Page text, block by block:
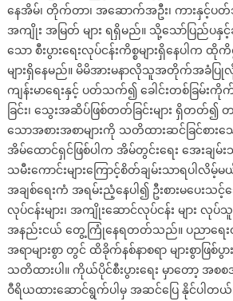
နေအိမ်၊ တိုက်တာ၊ အဆောက်အဦး၊ ကားနှ
အကျိုး အမြတ် များ ရရှိမည်။ သို့သော်ပြည်
သော စီးပွားရေးလုပ်ငန်းကိစ္စများရှိနေပါက ထို
များရှိနေမည်။ မိမိအားမနာလိုသူအတိုက်အခံပ
ကျန်းမာရေးနှင့် ပတ်သက်၍ ခေါင်းတစ်ခြမ်းကို
ခြင်း၊ သွေးအဆိပ်ဖြစ်တတ်ခြင်းများ ရှိတတ်၍ တ
သောအစားအစာများကို သတိထားဆင်ခြင်စာ
အိမ်ထောင်ရှင်ဖြစ်ပါက အိမ်တွင်းရေး အေးချမ်
သမီးကောင်းများကြောင့်စိတ်ချမ်းသာရပါလိမ့်
အချစ်ရေးကံ အရမ်းညံ့နေပါ၍ ဦးစားမပေးသ
လုပ်ငန်းများ၊ အကျိုးဆောင်လုပ်ငန်း များ လု
အနည်းငယ် တွေ့ကြုံနေရတတ်သည်။ ပညာရေ
အရာများစွာ တွင် ထိခိုက်နစ်နာစရာ များစွာဖ
သတိထားပါ။ ကိုယ်ပိုင်စီးပွားရေး မှာတော့ အ
ဝီရိယထားဆောင်ရွက်ပါမှ အဆင်ပြေ နိုင်ပါတယ်